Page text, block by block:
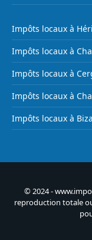
Impôts locaux à
Impôts locaux à
Impôts locaux à
Impôts locaux à
Impôts locaux à
© 2024 -
reproduction totale